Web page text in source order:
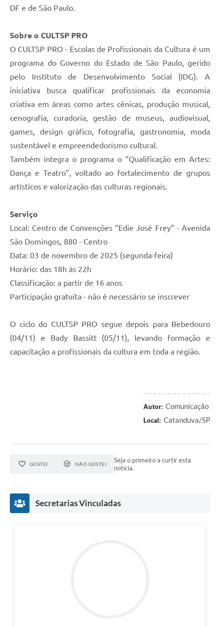
DF e de São Paulo.
Sobre o CULTSP PRO
O CULTSP PRO - Escolas de Profissionais da Cultura é um
programa do Governo do Estado de São Paulo, gerido
pelo Instituto de Desenvolvimento Social (IDG). A
iniciativa busca qualificar profissionais da economia
criativa em áreas como artes cênicas, produção musical,
cenografia, curadoria, gestão de museus, audiovisual,
games, design gráfico, fotografia, gastronomia, moda
sustentável e empreendedorismo cultural.
Também integra o programa o “Qualificação em Artes:
Dança e Teatro”, voltado ao fortalecimento de grupos
artísticos e valorização das culturas regionais.
Serviço
Local: Centro de Convenções “Edie José Frey” - Avenida
São Domingos, 880 - Centro
Data: 03 de novembro de 2025 (segunda-feira)
Horário: das 18h às 22h
Classificação: a partir de 16 anos
Participação gratuita - não é necessário se inscrever
O ciclo do CULTSP PRO segue depois para Bebedouro
(04/11) e Bady Bassitt (05/11), levando formação e
capacitação a profissionais da cultura em toda a região.
Autor: Comunicação
Local: Catanduva/SP
GOSTEI NÃO GOSTEI
Seja o primeiro a curtir esta
notícia.
Secretarias Vinculadas